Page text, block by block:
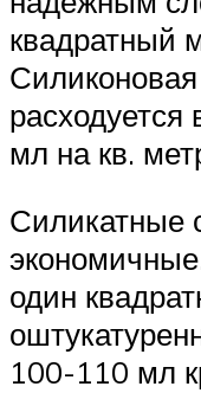
квадратный
мл на кв.
Силикатные
один
100-110 мл